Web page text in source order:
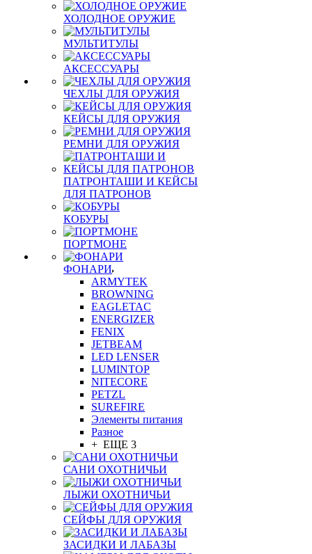
ХОЛОДНОЕ ОРУЖИЕ
МУЛЬТИТУЛЫ
АКСЕССУАРЫ
ЧЕХЛЫ ДЛЯ ОРУЖИЯ
КЕЙСЫ ДЛЯ ОРУЖИЯ
РЕМНИ ДЛЯ ОРУЖИЯ
ПАТРОНТАШИ И КЕЙСЫ
ДЛЯ ПАТРОНОВ
КОБУРЫ
ПОРТМОНЕ
ФОНАРИ
ARMYTEK
BROWNING
EAGLETAC
ENERGIZER
FENIX
JETBEAM
LED LENSER
LUMINTOP
NITECORE
PETZL
SUREFIRE
Элементы питания
Разное
+ ЕЩЕ 3
САНИ ОХОТНИЧЬИ
ЛЫЖИ ОХОТНИЧЬИ
СЕЙФЫ ДЛЯ ОРУЖИЯ
ЗАСИДКИ И ЛАБАЗЫ